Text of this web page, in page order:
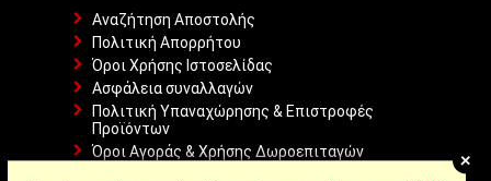
Αναζήτηση Αποστολής
Πολιτική Απορρήτου
Όροι Χρήσης Ιστοσελίδας
Ασφάλεια συναλλαγών
Πολιτική Υπαναχώρησης & Επιστροφές
Προϊόντων
Όροι Αγοράς & Χρήσης Δωροεπιταγών
+